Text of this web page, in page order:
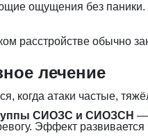
ощущения без
расстройстве обычно
лечение
когда атаки частые,
СИОЗС и СИОЗСН —
Эффект развивается